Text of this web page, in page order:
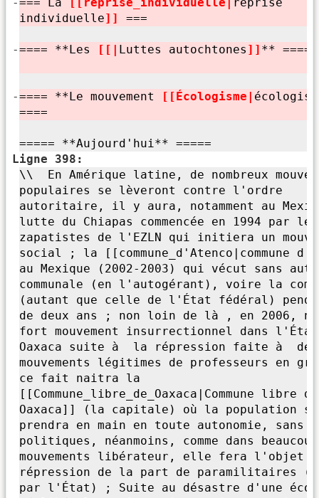
-=== La [[reprise_individuelle|
reprise
individuelle]] ===
-==== **Les [[| Luttes autochtones ]] ** ====
-==== **Le mouvement [[Écologisme|
====
===== **Aujourd' hui** =====
Ligne 398:
\\ En Amérique latine, de nombreux
populaires se lèveront contre l' ordre
autoritaire,
il y aura, notamment au
lutte du Chiapas commencée en 1994 par les
zapatistes de l'EZLN qui initiera un
social ; la [[commune_d' Atenco|commune d'
au Mexique (2002-2003) qui vécut sans
communale (en l' autogérant),
voire la
(autant que celle de l' État fédéral)
de deux ans ; non loin de là , en 2006,
fort mouvement insurrectionnel dans l'
Oaxaca suite à la répression faite à des
mouvements légitimes de professeurs en
ce fait naitra la
[[Commune_libre_de_Oaxaca|Commune libre de
Oaxaca]] (la capitale) où la population se
prendra en main en toute autonomie, sans
politiques, néanmoins, comme dans
mouvements libérateur,
elle fera l' objet
répression de la part de paramilitaires
par l' État) ;
Suite au désastre d'une